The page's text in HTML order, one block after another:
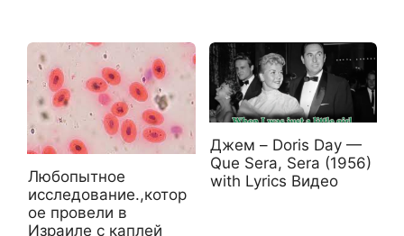
Любопытное
исследование.,котор
ое провели в
Израиле с каплей
Джем – Doris Day —
Que Sera, Sera (1956)
with Lyrics Видео